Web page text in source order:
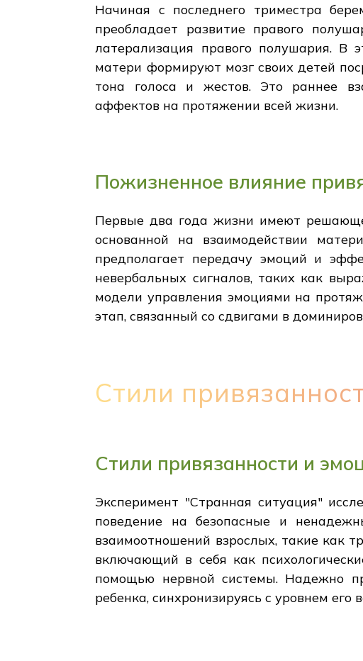
Начиная с последнего триместра
преобладает развитие правого
латерализация правого полушария. В
матери формируют мозг своих детей
тона голоса и жестов. Это раннее
аффектов на протяжении всей жизни.
Пожизненное влияние
Первые два года жизни имеют
основанной на взаимодействии
предполагает передачу эмоций и
невербальных сигналов, таких как
модели управления эмоциями на
этап, связанный со сдвигами в
Стили
Стили привязанности и
Эксперимент "Странная ситуация"
поведение на безопасные и
взаимоотношений взрослых, такие как
включающий в себя как
помощью нервной системы. Надежно
ребенка, синхронизируясь с уровнем